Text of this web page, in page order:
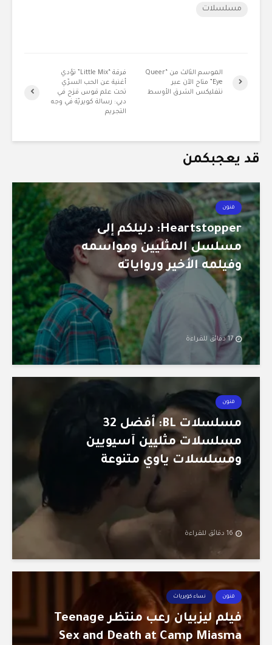
مسلسلات
فرقة “Little Mix” تؤدي
أغنية عن الحب السرّي
تحت علم قوس قزح في
دبي: رسالة كويريّة في وجه
التجريم
الموسم الثالث من “Queer
Eye” متاح الآن عبر
نتفليكس الشرق الأوسط
قد يعجبكمن
فنون
Heartstopper: دليلكم إلى
مسلسل المثليين ومواسمه
وفيلمه الأخير ورواياته
17 دقائق للقراءة
فنون
مسلسلات BL: أفضل 32
مسلسلات مثليين آسيويين
ومسلسلات ياوي متنوعة
16 دقائق للقراءة
فنون نساء كويريات
فيلم ليزبيان رعب منتظر Teenage
Sex and Death at Camp Miasma